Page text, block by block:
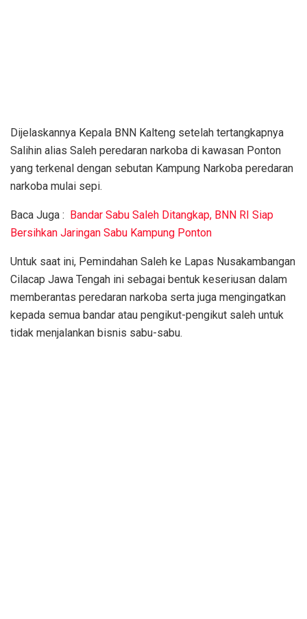
Dijelaskannya Kepala BNN Kalteng setelah tertangkapnya
Salihin alias Saleh peredaran narkoba di kawasan Ponton
yang terkenal dengan sebutan Kampung Narkoba peredaran
narkoba mulai sepi.
Baca Juga : Bandar Sabu Saleh Ditangkap, BNN RI Siap
Bersihkan Jaringan Sabu Kampung Ponton
Untuk saat ini, Pemindahan Saleh ke Lapas Nusakambangan
Cilacap Jawa Tengah ini sebagai bentuk keseriusan dalam
memberantas peredaran narkoba serta juga mengingatkan
kepada semua bandar atau pengikut-pengikut saleh untuk
tidak menjalankan bisnis sabu-sabu.